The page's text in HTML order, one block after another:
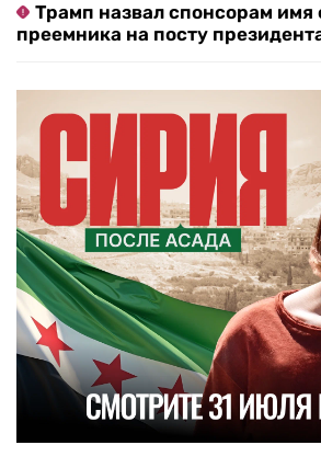
Трамп назвал спонсорам имя
преемника на посту